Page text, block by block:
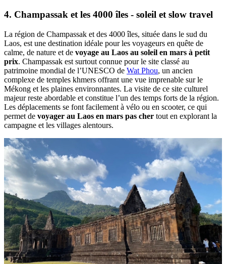
4. Champassak et les 4000 îles - soleil et slow travel
La région de Champassak et des 4000 îles, située dans le sud du
Laos, est une destination idéale pour les voyageurs en quête de
calme, de nature et de voyage au Laos au soleil en mars à petit
prix. Champassak est surtout connue pour le site classé au
patrimoine mondial de l’UNESCO de Wat Phou, un ancien
complexe de temples khmers offrant une vue imprenable sur le
Mékong et les plaines environnantes. La visite de ce site culturel
majeur reste abordable et constitue l’un des temps forts de la région.
Les déplacements se font facilement à vélo ou en scooter, ce qui
permet de voyager au Laos en mars pas cher tout en explorant la
campagne et les villages alentours.